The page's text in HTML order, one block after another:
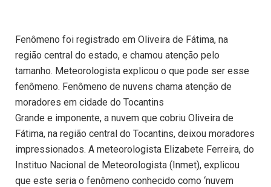
Fenômeno foi registrado em Oliveira de Fátima, na
região central do estado, e chamou atenção pelo
tamanho. Meteorologista explicou o que pode ser esse
fenômeno. Fenômeno de nuvens chama atenção de
moradores em cidade do Tocantins
Grande e imponente, a nuvem que cobriu Oliveira de
Fátima, na região central do Tocantins, deixou moradores
impressionados. A meteorologista Elizabete Ferreira, do
Instituo Nacional de Meteorologista (Inmet), explicou
que este seria o fenômeno conhecido como ‘nuvem